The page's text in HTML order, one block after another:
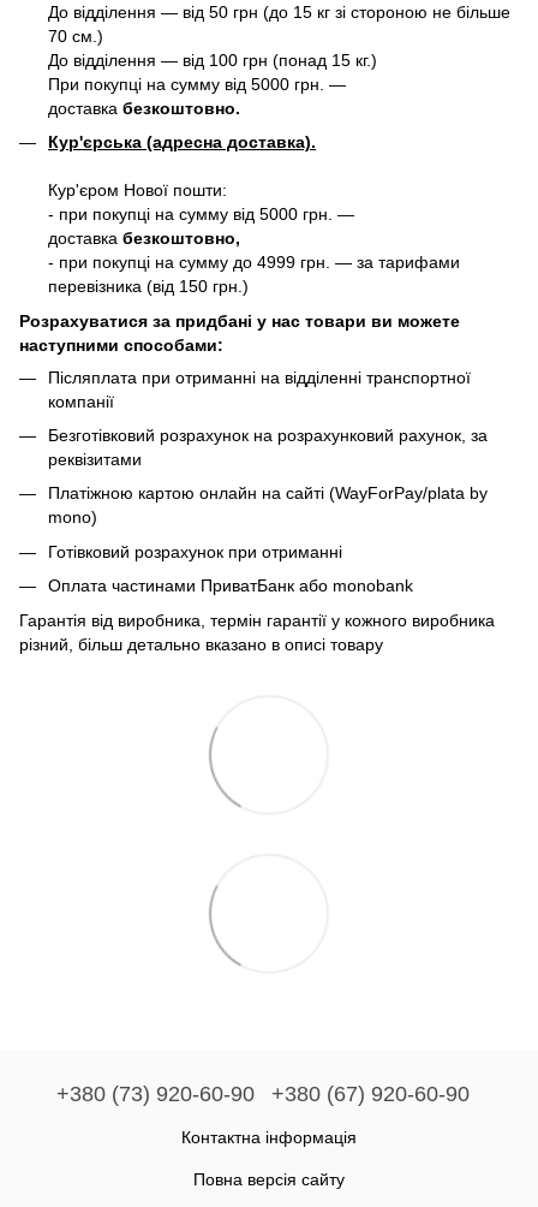
До відділення — від 50 грн (до 15 кг зі стороною не більше
70 см.)
До відділення — від 100 грн (понад 15 кг.)
При покупці на сумму від 5000 грн. —
доставка безкоштовно.
Кур'єрська (адресна доставка).
Кур'єром Нової пошти:
- при покупці на сумму від 5000 грн. —
доставка безкоштовно,
- при покупці на сумму до 4999 грн. — за тарифами
перевізника (від 150 грн.)
Розрахуватися за придбані у нас товари ви можете
наступними способами:
Післяплата при отриманні на відділенні транспортної
компанії
Безготівковий розрахунок на розрахунковий рахунок, за
реквізитами
Платіжною картою онлайн на сайті (WayForPay/plata by
mono)
Готівковий розрахунок при отриманні
Оплата частинами ПриватБанк або monobank
Гарантія від виробника, термін гарантії у кожного виробника
різний, більш детально вказано в описі товару
+380 (73) 920-60-90 +380 (67) 920-60-90
Контактна інформація
Повна версія сайту